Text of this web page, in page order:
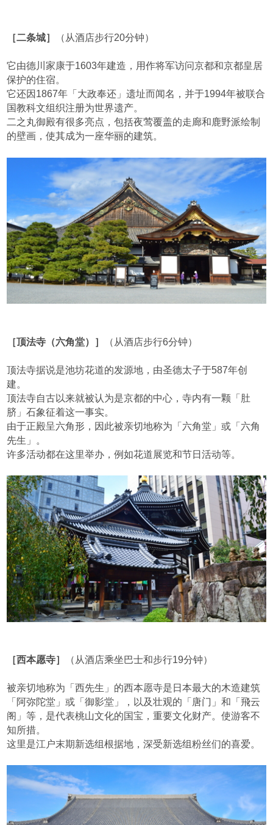
［二条城］ （从酒店步行20分钟）
它由德川家康于1603年建造，用作将军访问京都和京都皇居
保护的住宿。
它还因1867年「大政奉还」遗址而闻名，并于1994年被联合
国教科文组织注册为世界遗产。
二之丸御殿有很多亮点，包括夜莺覆盖的走廊和鹿野派绘制
的壁画，使其成为一座华丽的建筑。
［顶法寺（六角堂）］ （从酒店步行6分钟）
顶法寺据说是池坊花道的发源地，由圣德太子于587年创
建。
顶法寺自古以来就被认为是京都的中心，寺内有一颗「肚
脐」石象征着这一事实。
由于正殿呈六角形，因此被亲切地称为「六角堂」或「六角
先生」。
许多活动都在这里举办，例如花道展览和节日活动等。
［西本愿寺］ （从酒店乘坐巴士和步行19分钟）
被亲切地称为「西先生」的西本愿寺是日本最大的木造建筑
「阿弥陀堂」或「御影堂」，以及壮观的「唐门」和「飛云
阁」等，是代表桃山文化的国宝，重要文化财产。使游客不
知所措。
这里是江户末期新选组根据地，深受新选组粉丝们的喜爱。